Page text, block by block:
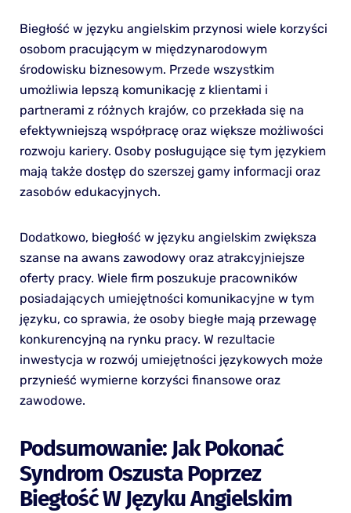
Biegłość w języku angielskim przynosi wiele korzyści
osobom pracującym w międzynarodowym
środowisku biznesowym. Przede wszystkim
umożliwia lepszą komunikację z klientami i
partnerami z różnych krajów, co przekłada się na
efektywniejszą współpracę oraz większe możliwości
rozwoju kariery. Osoby posługujące się tym językiem
mają także dostęp do szerszej gamy informacji oraz
zasobów edukacyjnych.
Dodatkowo, biegłość w języku angielskim zwiększa
szanse na awans zawodowy oraz atrakcyjniejsze
oferty pracy. Wiele firm poszukuje pracowników
posiadających umiejętności komunikacyjne w tym
języku, co sprawia, że osoby biegłe mają przewagę
konkurencyjną na rynku pracy. W rezultacie
inwestycja w rozwój umiejętności językowych może
przynieść wymierne korzyści finansowe oraz
zawodowe.
Podsumowanie: Jak Pokonać
Syndrom Oszusta Poprzez
Biegłość W Języku Angielskim